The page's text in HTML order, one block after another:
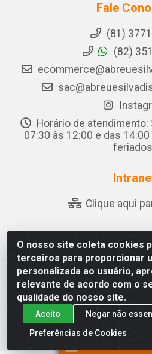
O nosso site coleta cookies
terceiros para proporcionar
personalizada ao usuário,
relevante de acordo com o
qualidade do nosso site.
Aceito
Negar não
Preferências de Cookies
Fale
(81)
(82)
Horário de atendimento:
07:30 às 12:00 e das
Clique aqui
Abreu & Silva - Rua Padre
Ariado, Olho D'Água das
CNPJ